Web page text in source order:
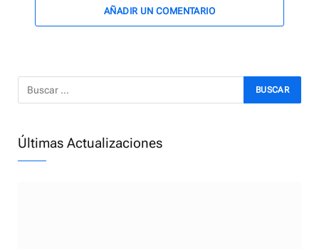
AÑADIR UN COMENTARIO
Últimas Actualizaciones